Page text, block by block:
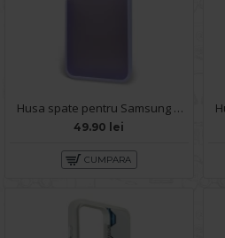
Husa spate pentru Samsung Galaxy A14- Catwalk Case Mov
49.90 lei
CUMPARA